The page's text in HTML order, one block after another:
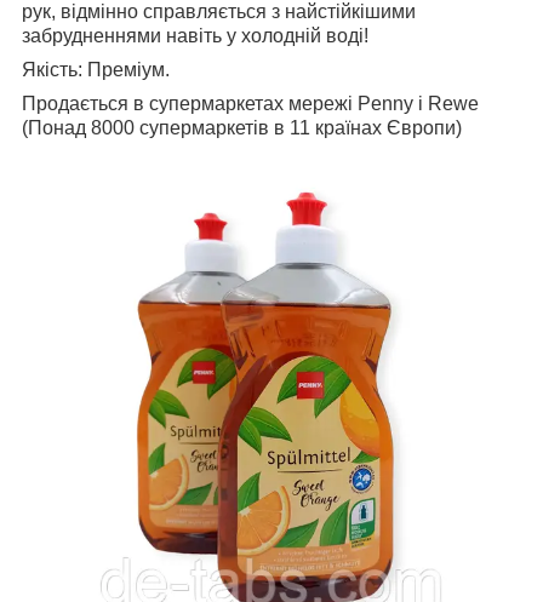
рук, відмінно справляється з найстійкішими
забрудненнями навіть у холодній воді!
Якість: Преміум.
Продається в супермаркетах мережі Penny і Rewe
(Понад 8000 супермаркетів в 11 країнах Європи)